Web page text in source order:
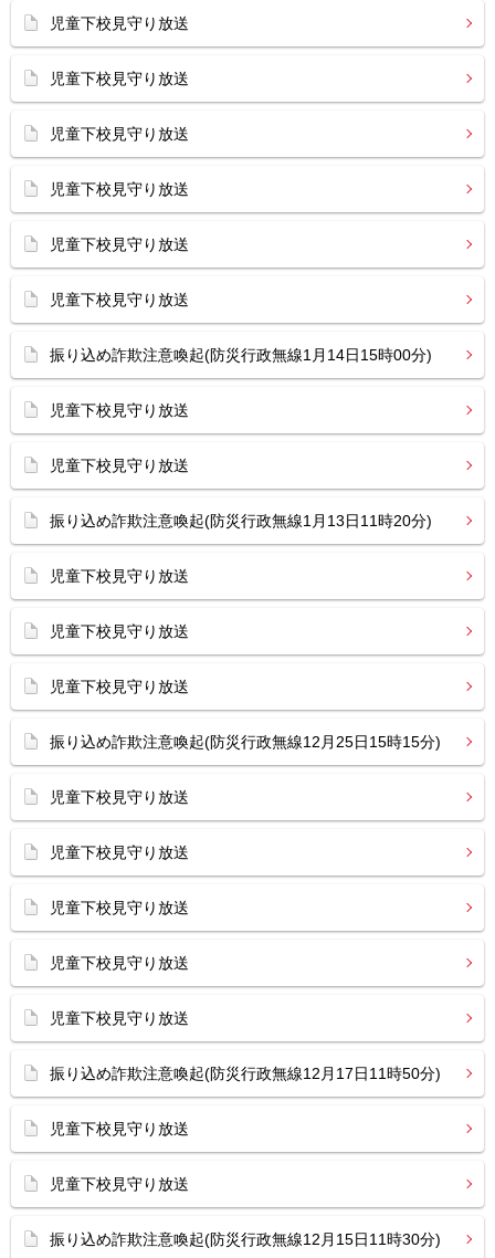
児童下校見守り放送
児童下校見守り放送
児童下校見守り放送
児童下校見守り放送
児童下校見守り放送
児童下校見守り放送
振り込め詐欺注意喚起(防災行政無線1月14日15時00分)
児童下校見守り放送
児童下校見守り放送
振り込め詐欺注意喚起(防災行政無線1月13日11時20分)
児童下校見守り放送
児童下校見守り放送
児童下校見守り放送
振り込め詐欺注意喚起(防災行政無線12月25日15時15分)
児童下校見守り放送
児童下校見守り放送
児童下校見守り放送
児童下校見守り放送
児童下校見守り放送
振り込め詐欺注意喚起(防災行政無線12月17日11時50分)
児童下校見守り放送
児童下校見守り放送
振り込め詐欺注意喚起(防災行政無線12月15日11時30分)